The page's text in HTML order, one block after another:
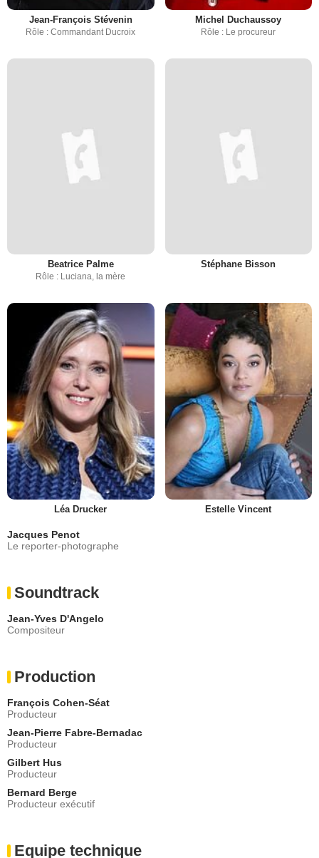
Jean-François Stévenin
Rôle : Commandant Ducroix
Michel Duchaussoy
Rôle : Le procureur
Beatrice Palme
Rôle : Luciana, la mère
Stéphane Bisson
Léa Drucker Estelle Vincent
Jacques Penot
Le reporter-photographe
Soundtrack
Jean-Yves D'Angelo
Compositeur
Production
François Cohen-Séat
Producteur
Jean-Pierre Fabre-Bernadac
Producteur
Gilbert Hus
Producteur
Bernard Berge
Producteur exécutif
Equipe technique